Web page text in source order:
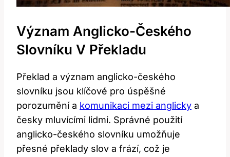
Význam Anglicko-Českého‌
Slovníku V Překladu
Překlad a význam anglicko-českého
slovníku jsou klíčové pro úspěšné
porozumění a komunikaci mezi anglicky a
česky mluvícími lidmi. Správné použití
‍anglicko-českého slovníku umožňuje
přesné překlady slov a frází, což je